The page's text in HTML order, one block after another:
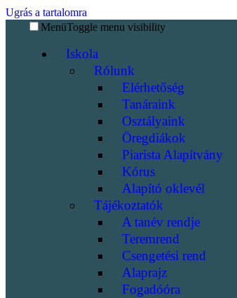
Ugrás a tartalomra
MenüToggle menu visibility
Iskola
Rólunk
Elérhetőség
Tanáraink
Osztályaink
Öregdiákok
Piarista Alapítvány
Kórus
Alapító oklevél
Tájékoztatók
A tanév rendje
Teremrend
Csengetési rend
Alaprajz
Fogadóóra